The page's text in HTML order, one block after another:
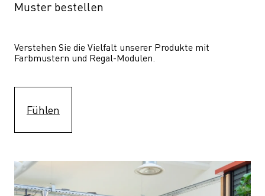
Muster bestellen
Verstehen Sie die Vielfalt unserer Produkte mit
Farbmustern und Regal-Modulen.
Fühlen